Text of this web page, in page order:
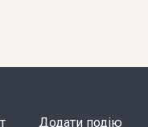
Додати подію